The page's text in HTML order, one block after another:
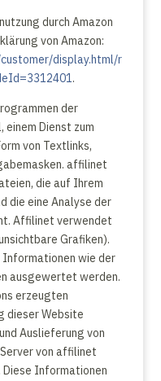
durch Amazon
von Amazon:
display.html/r
.
der
einem Dienst zum
von Textlinks,
affilinet
die auf Ihrem
die eine Analyse der
Affilinet verwendet
Grafiken).
Informationen wie der
ausgewertet werden.
erzeugten
dieser Website
Auslieferung von
von affilinet
Informationen